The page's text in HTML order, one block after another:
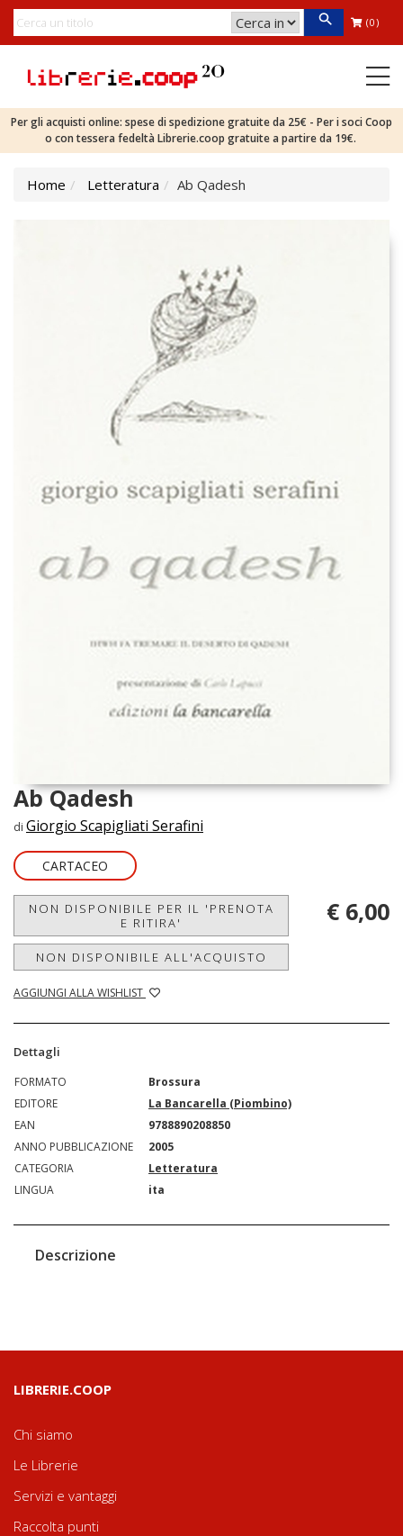
(0)
Per gli acquisti online: spese di spedizione gratuite da 25€ - Per i soci Coop
o con tessera fedeltà Librerie.coop gratuite a partire da 19€.
Home Letteratura Ab Qadesh
Ab Qadesh
di Giorgio Scapigliati Serafini
CARTACEO
NON DISPONIBILE PER IL 'PRENOTA
E RITIRA'
NON DISPONIBILE ALL'ACQUISTO
AGGIUNGI ALLA WISHLIST
€ 6,00
Dettagli
FORMATO
Brossura
EDITORE
La Bancarella (Piombino)
EAN
9788890208850
ANNO PUBBLICAZIONE
2005
CATEGORIA
Letteratura
LINGUA
ita
Descrizione
LIBRERIE.COOP
Chi siamo
Le Librerie
Servizi e vantaggi
Raccolta punti